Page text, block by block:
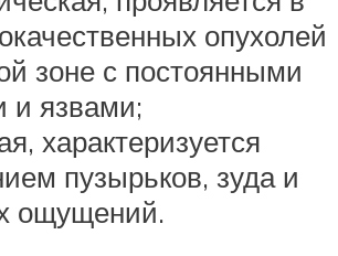
опухолей
зоне с постоянными
и язвами;
характеризуется
пузырьков, зуда и
ощущений.